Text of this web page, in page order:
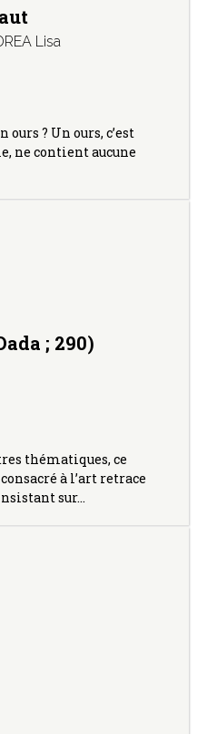
Lisa
ours ? Un ours, c’est
ne contient aucune
; 290)
thématiques, ce
à l’art retrace
sur…